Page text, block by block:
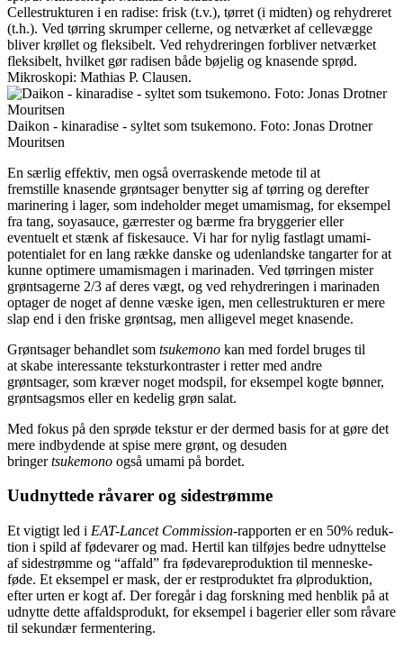
Cellestrukturen i en radise: frisk (t.v.), tørret (i midten) og rehydreret
(t.h.). Ved tørring skrumper cellerne, og netværket af cellevægge
bliver krøllet og fleksibelt. Ved rehydreringen forbliver netværket
fleksibelt, hvilket gør radisen både bøjelig og knasende sprød.
Mikroskopi: Mathias P. Clausen.
Daikon - kinaradise - syltet som tsukemono. Foto: Jonas Drotner
Mouritsen
En særlig effektiv, men også over­raskende metode til at
fremstille knasende grøntsager benytter sig af tørring og derefter
marinering i lager, som indeholder meget umami­smag, for eksempel
fra tang, soyasauce, gærrester og bær­me fra bryggerier eller
eventuelt et stænk af fiskesauce. Vi har for nylig fastlagt umami­
potentialet for en lang række danske og udenlandske tangarter for at
kunne optimere umami­smagen i marinaden. Ved tørringen mister
grøntsagerne 2/3­ af deres vægt, og ved rehydreringen i marinaden
optager de noget af denne væske igen, men cellestrukturen er mere
slap end i den friske grøntsag, men alligevel meget knasende.
Grøntsager behandlet som tsukemono kan med fordel bruges til
at skabe interessante teksturkontra­ster i retter med andre
grøntsager, som kræver noget modspil, for eksempel kogte bønner,
grøntsags­mos eller en kedelig grøn salat.
Med fokus på den sprøde tekstur er der dermed basis for at gøre det
mere indbydende at spise mere grønt, og desuden
bringertsukemono også umami på bordet.
Uudnyttede råvarer og sidestrømme
Et vigtigt led i EAT-Lancet Commission-rapporten er en 50% reduk­
tion i spild af fødevarer og mad. Hertil kan tilføjes bedre udnyttelse
af sidestrømme og “affald” fra fødevareproduktion til menneske­
føde. Et eksempel er mask, der er restproduktet fra ølproduktion,
efter urten er kogt af. Der foregår i dag forskning med henblik på at
udnytte dette affaldsprodukt, for eksempel i bagerier eller som råvare
til sekun­dær fermentering.